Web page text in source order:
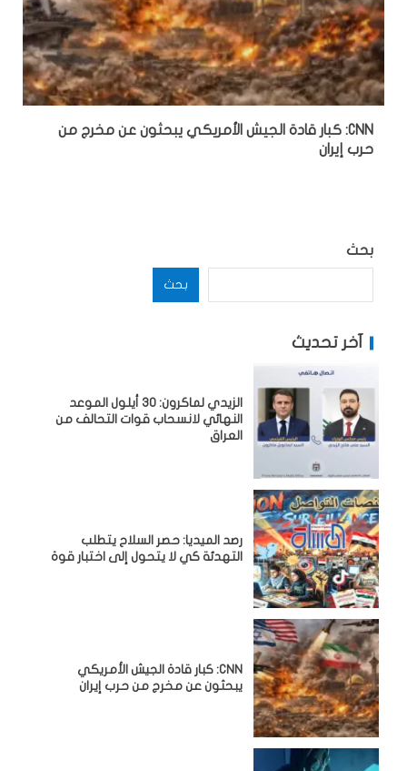
CNN: كبار قادة الجيش الأمريكي يبحثون عن مخرج من
حرب إيران
بحث
بحث
آخر تحديث
الزيدي لماكرون: 30 أيلول الموعد
النهائي لانسحاب قوات التحالف من
العراق
رصد الميديا: حصر السلاح يتطلب
التهدئة كي لا يتحول إلى اختبار قوة
CNN: كبار قادة الجيش الأمريكي
يبحثون عن مخرج من حرب إيران